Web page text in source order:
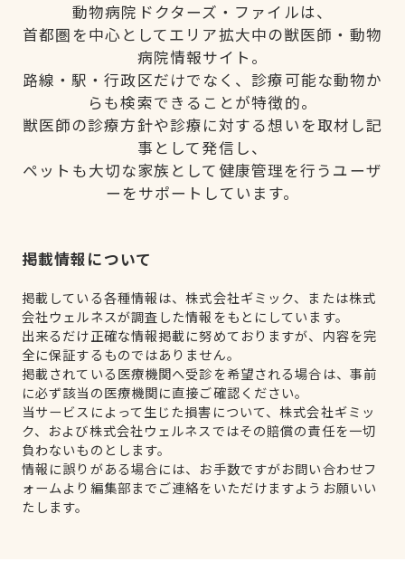
動物病院ドクターズ・ファイルは、
首都圏を中心としてエリア拡大中の獣医師・動物
病院情報サイト。
路線・駅・行政区だけでなく、診療可能な動物か
らも検索できることが特徴的。
獣医師の診療方針や診療に対する想いを取材し記
事として発信し、
ペットも大切な家族として健康管理を行うユーザ
ーをサポートしています。
掲載情報について
掲載している各種情報は、株式会社ギミック、または株式
会社ウェルネスが調査した情報をもとにしています。
出来るだけ正確な情報掲載に努めておりますが、内容を完
全に保証するものではありません。
掲載されている医療機関へ受診を希望される場合は、事前
に必ず該当の医療機関に直接ご確認ください。
当サービスによって生じた損害について、株式会社ギミッ
ク、および株式会社ウェルネスではその賠償の責任を一切
負わないものとします。
情報に誤りがある場合には、お手数ですがお問い合わせフ
ォームより編集部までご連絡をいただけますようお願いい
たします。